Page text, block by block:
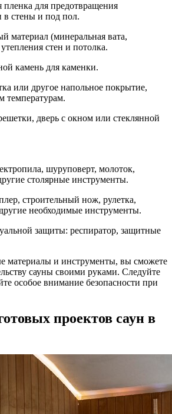
для предотвращения
в стены и под пол.
материал (минеральная вата,
стен и потолка.
камень для каменки.
или другое напольное покрытие,
температурам.
дверь с окном или стеклянной
шуруповерт, молоток,
столярные инструменты.
строительный нож, рулетка,
необходимые инструменты.
защиты: респиратор, защитные
материалы и инструменты, вы сможете
сауны своими руками. Следуйте
особое внимание безопасности при
проектов саун в